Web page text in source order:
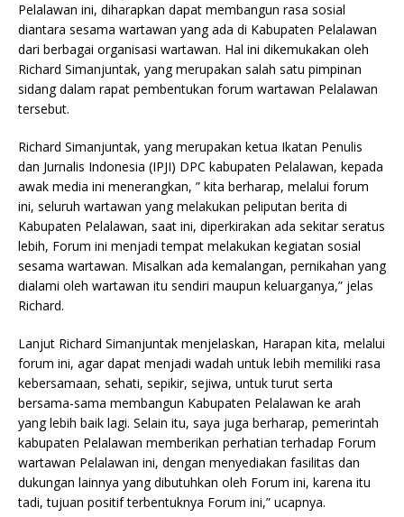
Pelalawan ini, diharapkan dapat membangun rasa sosial
diantara sesama wartawan yang ada di Kabupaten Pelalawan
dari berbagai organisasi wartawan. Hal ini dikemukakan oleh
Richard Simanjuntak, yang merupakan salah satu pimpinan
sidang dalam rapat pembentukan forum wartawan Pelalawan
tersebut.
Richard Simanjuntak, yang merupakan ketua Ikatan Penulis
dan Jurnalis Indonesia (IPJI) DPC kabupaten Pelalawan, kepada
awak media ini menerangkan, ” kita berharap, melalui forum
ini, seluruh wartawan yang melakukan peliputan berita di
Kabupaten Pelalawan, saat ini, diperkirakan ada sekitar seratus
lebih, Forum ini menjadi tempat melakukan kegiatan sosial
sesama wartawan. Misalkan ada kemalangan, pernikahan yang
dialami oleh wartawan itu sendiri maupun keluarganya,” jelas
Richard.
Lanjut Richard Simanjuntak menjelaskan, Harapan kita, melalui
forum ini, agar dapat menjadi wadah untuk lebih memiliki rasa
kebersamaan, sehati, sepikir, sejiwa, untuk turut serta
bersama-sama membangun Kabupaten Pelalawan ke arah
yang lebih baik lagi. Selain itu, saya juga berharap, pemerintah
kabupaten Pelalawan memberikan perhatian terhadap Forum
wartawan Pelalawan ini, dengan menyediakan fasilitas dan
dukungan lainnya yang dibutuhkan oleh Forum ini, karena itu
tadi, tujuan positif terbentuknya Forum ini,” ucapnya.